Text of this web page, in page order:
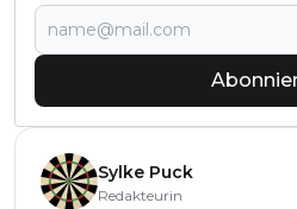
Sylke Puck
Redakteurin